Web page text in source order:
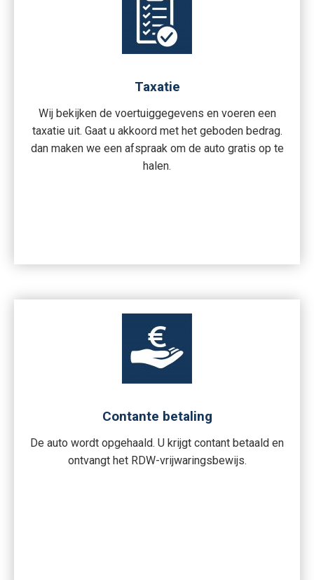
Taxatie
Wij bekijken de voertuiggegevens en voeren een
taxatie uit. Gaat u akkoord met het geboden bedrag.
dan maken we een afspraak om de auto gratis op te
halen.
Contante betaling
De auto wordt opgehaald. U krijgt contant betaald en
ontvangt het RDW-vrijwaringsbewijs.